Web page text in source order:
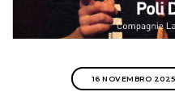
16 NOVEMBRO